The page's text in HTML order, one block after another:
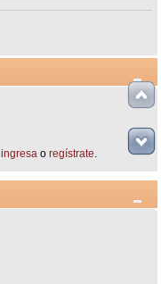
ingresao regístrate.